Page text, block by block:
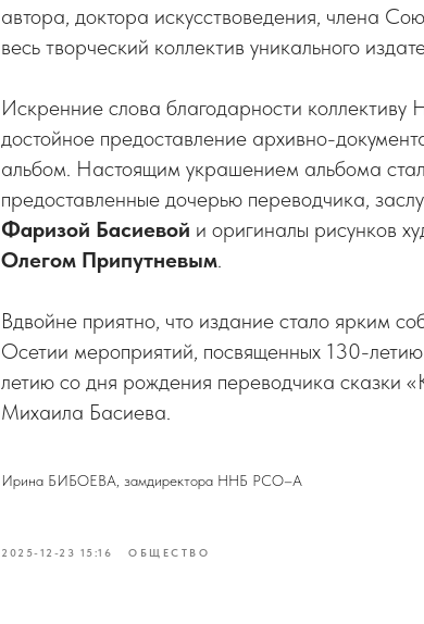
автора, доктора искусствоведения, члена
весь творческий коллектив уникального
Искренние слова благодарности коллективу
достойное предоставление архивно-
альбом. Настоящим украшением альбома
предоставленные дочерью переводчика,
Фаризой Басиевой и оригиналы рисунков
Олегом Припутневым.
Вдвойне приятно, что издание стало ярким
Осетии мероприятий, посвященных 130-
летию со дня рождения переводчика сказки
Михаила Басиева.
Ирина БИБОЕВА, замдиректора ННБ РСО–А
2025-12-23 15:16 ОБЩЕСТВО